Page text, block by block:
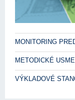
MONITORING
METODICKÉ
VÝKLADOVÉ